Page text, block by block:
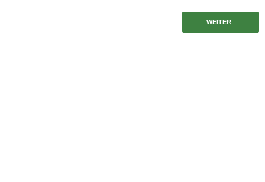
WEITER